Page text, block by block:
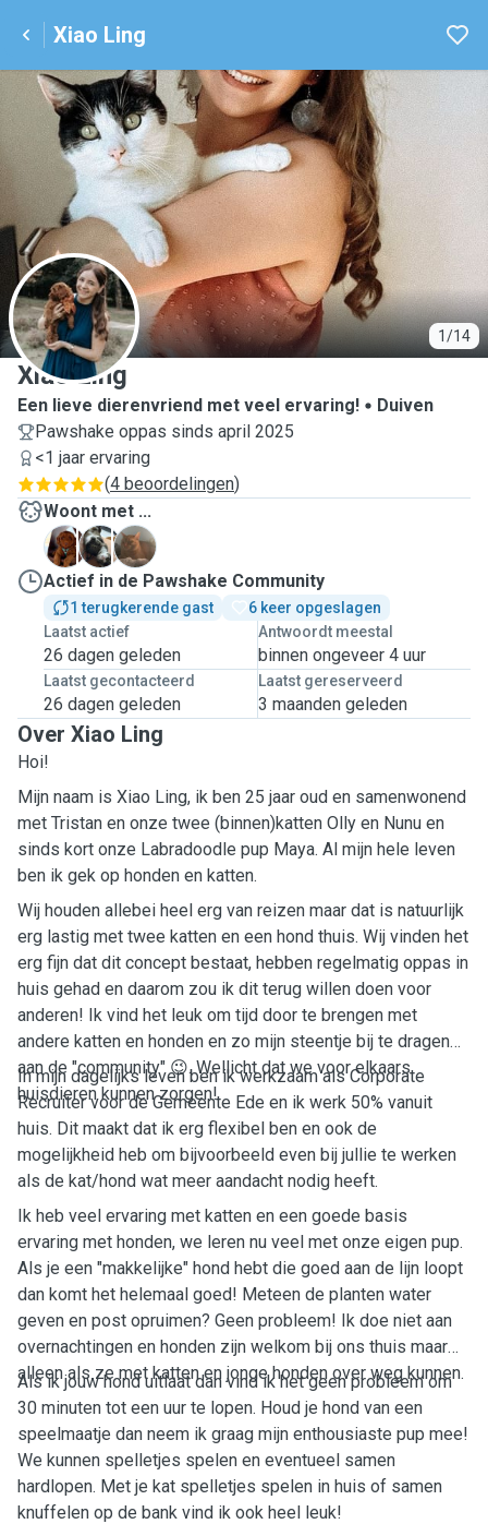
Xiao Ling
1/14
X
Xiao Ling
Een lieve dierenvriend met veel ervaring!
Duiven
Pawshake oppas sinds april 2025
<1 jaar ervaring
(4 beoordelingen)
Woont met ...
M
N
O
Actief in de Pawshake Community
1 terugkerende gast
6 keer opgeslagen
Laatst actief
26 dagen geleden
Antwoordt meestal
binnen ongeveer 4 uur
Laatst gecontacteerd
26 dagen geleden
Laatst gereserveerd
3 maanden geleden
Over Xiao Ling
Hoi!
Mijn naam is Xiao Ling, ik ben 25 jaar oud en samenwonend
met Tristan en onze twee (binnen)katten Olly en Nunu en
sinds kort onze Labradoodle pup Maya. Al mijn hele leven
ben ik gek op honden en katten.
Wij houden allebei heel erg van reizen maar dat is natuurlijk
erg lastig met twee katten en een hond thuis. Wij vinden het
erg fijn dat dit concept bestaat, hebben regelmatig oppas in
huis gehad en daarom zou ik dit terug willen doen voor
anderen! Ik vind het leuk om tijd door te brengen met
andere katten en honden en zo mijn steentje bij te dragen
aan de "community" 😉. Wellicht dat we voor elkaars
huisdieren kunnen zorgen!
In mijn dagelijks leven ben ik werkzaam als Corporate
Recruiter voor de Gemeente Ede en ik werk 50% vanuit
huis. Dit maakt dat ik erg flexibel ben en ook de
mogelijkheid heb om bijvoorbeeld even bij jullie te werken
als de kat/hond wat meer aandacht nodig heeft.
Ik heb veel ervaring met katten en een goede basis
ervaring met honden, we leren nu veel met onze eigen pup.
Als je een "makkelijke" hond hebt die goed aan de lijn loopt
dan komt het helemaal goed! Meteen de planten water
geven en post opruimen? Geen probleem! Ik doe niet aan
overnachtingen en honden zijn welkom bij ons thuis maar
alleen als ze met katten en jonge honden over weg kunnen.
Als ik jouw hond uitlaat dan vind ik het geen probleem om
30 minuten tot een uur te lopen. Houd je hond van een
speelmaatje dan neem ik graag mijn enthousiaste pup mee!
We kunnen spelletjes spelen en eventueel samen
hardlopen. Met je kat spelletjes spelen in huis of samen
knuffelen op de bank vind ik ook heel leuk!